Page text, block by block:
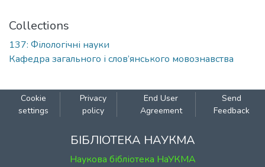
Collections
137: Філологічні науки
Кафедра загального і слов’янського мовознавства
Cookie
settings
Privacy
policy
End User
Agreement
Send
Feedback
БІБЛІОТЕКА НАУКМА
Наукова бібліотека НаУКМА